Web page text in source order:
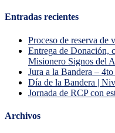
Entradas recientes
Proceso de reserva de
Entrega de Donación,
Misionero Signos del
Jura a la Bandera –
Día de la Bandera |
Jornada de RCP con
Archivos